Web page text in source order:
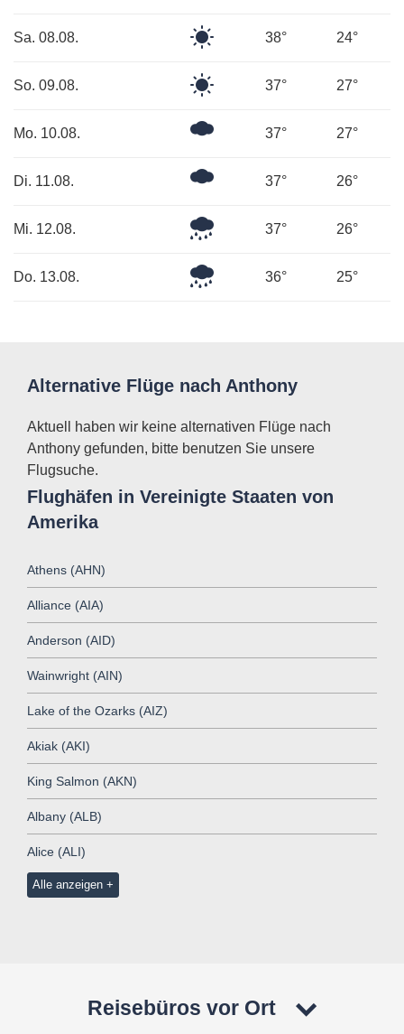
Sa. 08.08. 38° 24°
So. 09.08. 37° 27°
Mo. 10.08. 37° 27°
Di. 11.08. 37° 26°
Mi. 12.08. 37° 26°
Do. 13.08. 36° 25°
Alternative Flüge nach Anthony
Aktuell haben wir keine alternativen Flüge nach
Anthony gefunden, bitte benutzen Sie unsere
Flugsuche.
Flughäfen in Vereinigte Staaten von
Amerika
Athens (AHN)
Alliance (AIA)
Anderson (AID)
Wainwright (AIN)
Lake of the Ozarks (AIZ)
Akiak (AKI)
King Salmon (AKN)
Albany (ALB)
Alice (ALI)
Alle anzeigen
Reisebüros vor Ort